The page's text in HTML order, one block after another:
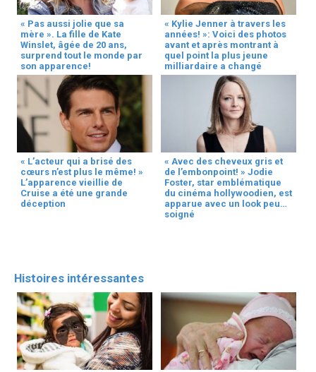
« Pas aussi jolie que sa
mère ». La fille de Kate
Winslet, âgée de 20 ans,
surprend tout le monde par
son apparence!
« Kylie Jenner à travers les
années! »: Voici des photos
avant et après montrant à
quel point la plus jeune
milliardaire a changé
« L’acteur qui a brisé des
cœurs n’est plus le même! »
L’apparence vieillie de
Cruise a été une grande
déception
« Avec des cheveux gris et
de l’embonpoint! » Jodie
Foster, star emblématique
du cinéma hollywoodien, est
apparue avec un look peu
soigné
Histoires intéressantes